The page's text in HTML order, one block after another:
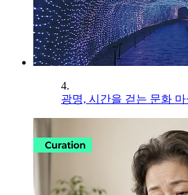
4.
광명, 시간을 걷는 문화 마